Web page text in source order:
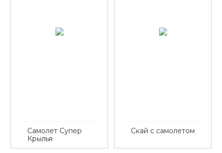
Самолет Супер
Крылья
Скай с самолетом